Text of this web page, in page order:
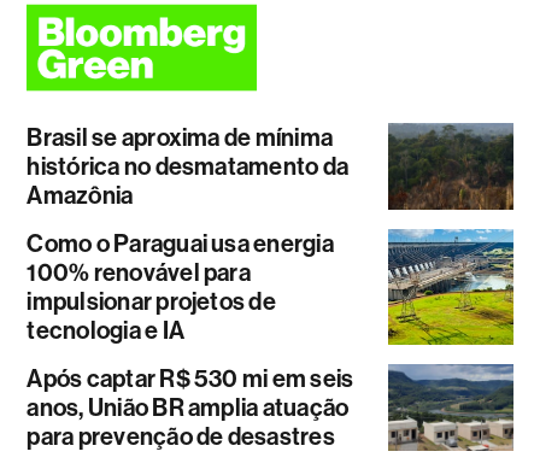
Brasil se aproxima de mínima
histórica no desmatamento da
Amazônia
Como o Paraguai usa energia
100% renovável para
impulsionar projetos de
tecnologia e IA
Após captar R$ 530 mi em seis
anos, União BR amplia atuação
para prevenção de desastres